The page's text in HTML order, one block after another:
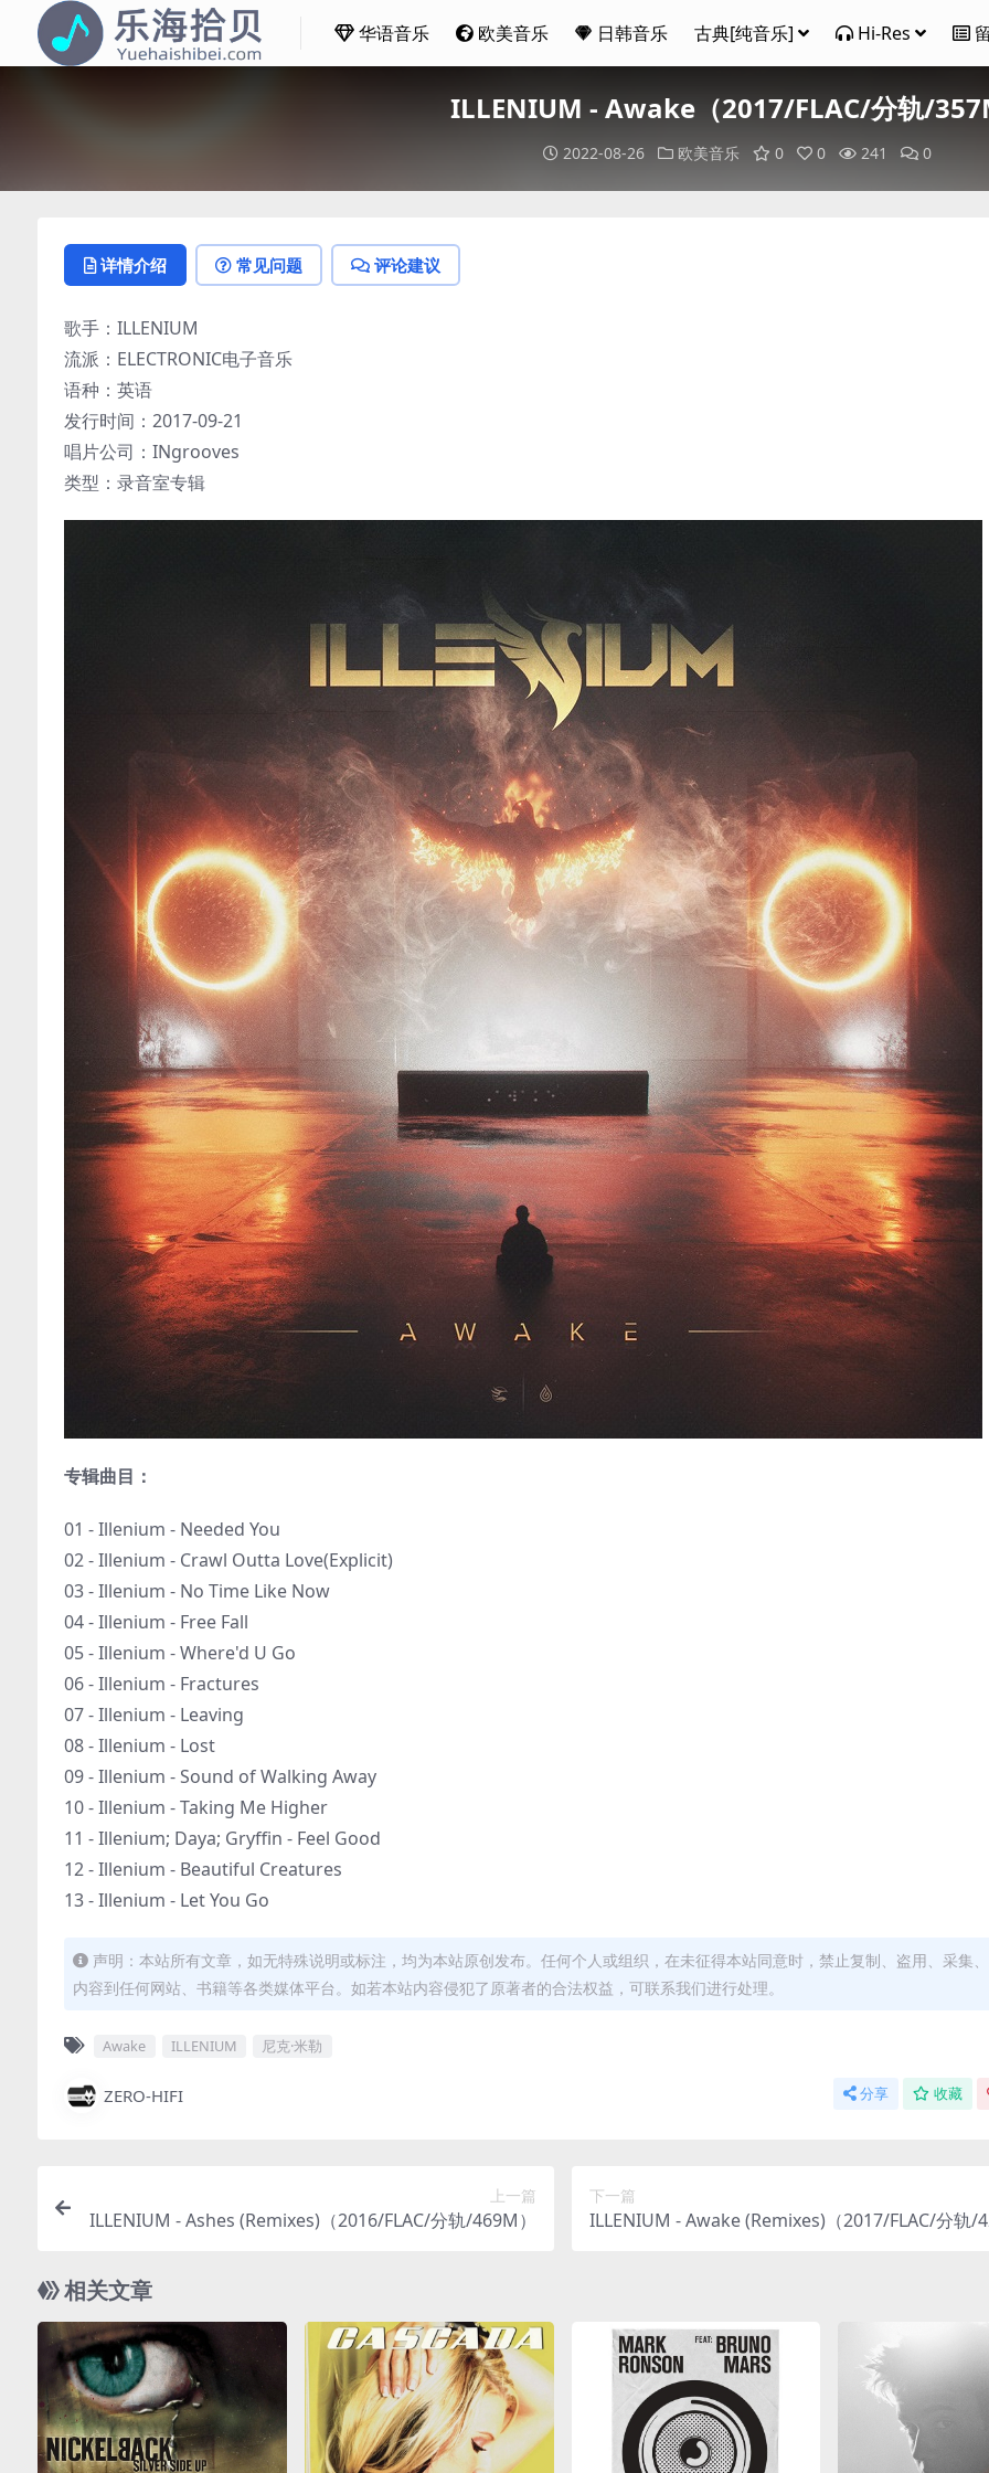
华语音乐 欧美音乐 日韩音乐 古典[纯音乐] Hi-Res
ILLENIUM - Awake（2017/FLAC/分轨/
2022-08-26 欧美音乐 0 0 241 0
详情介绍 常见问题 评论建议
歌手：ILLENIUM
流派：ELECTRONIC电子音乐
语种：英语
发行时间：2017-09-21
唱片公司：INgrooves
类型：录音室专辑
专辑曲目：
01 - Illenium - Needed You
02 - Illenium - Crawl Outta Love(Explicit)
03 - Illenium - No Time Like Now
04 - Illenium - Free Fall
05 - Illenium - Where'd U Go
06 - Illenium - Fractures
07 - Illenium - Leaving
08 - Illenium - Lost
09 - Illenium - Sound of Walking Away
10 - Illenium - Taking Me Higher
11 - Illenium; Daya; Gryffin - Feel Good
12 - Illenium - Beautiful Creatures
13 - Illenium - Let You Go
声明：本站所有文章，如无特殊说明或标注，均为本站原创发布。任何个人或组织，在未征得本站同意时，禁止复制、盗用、采集
内容到任何网站、书籍等各类媒体平台。如若本站内容侵犯了原著者的合法权益，可联系我们进行处理。
Awake ILLENIUM 尼克·米勒
ZERO-HIFI 分享 收藏
上一篇
ILLENIUM - Ashes (Remixes)（2016/FLAC/分轨/469M）
下一篇
ILLENIUM - Awake (Remixes)（2017/FLAC/分轨/
相关文章